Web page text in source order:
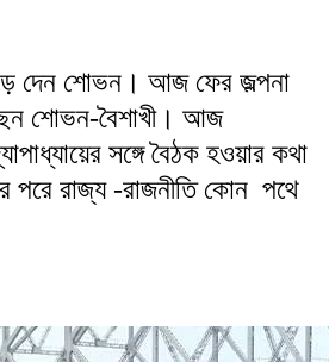
দেন শোভন। আজ ফের জল্পনা
শোভন-বৈশাখী। আজ
সঙ্গে বৈঠক হওয়ার কথা
পরে রাজ্য -রাজনীতি কোন পথে